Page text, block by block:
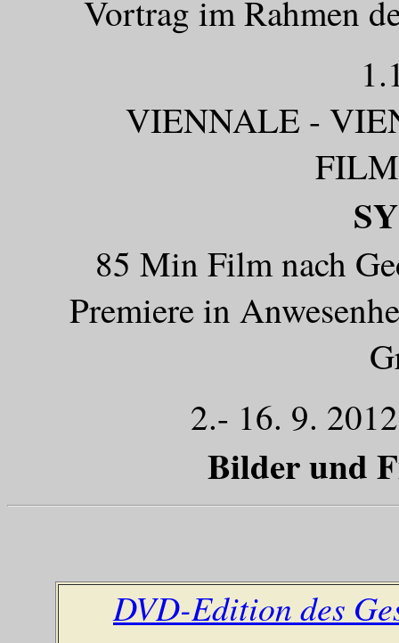
Vortrag im Rahmen
VIENNALE -
85 Min Film nach
Premiere in
2.- 16. 9.
Bilder und
DVD-Edition des